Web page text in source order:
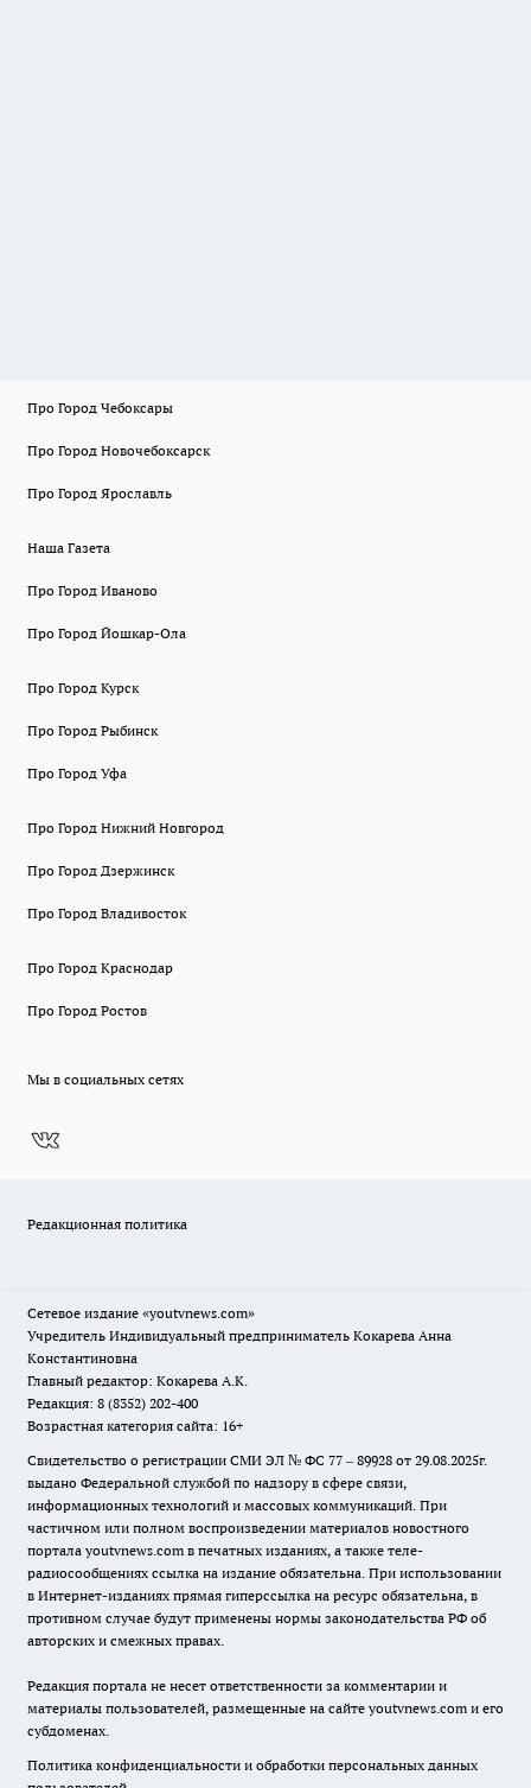
Про Город Чебоксары
Про Город Новочебоксарск
Про Город Ярославль
Наша Газета
Про Город Иваново
Про Город Йошкар-Ола
Про Город Курск
Про Город Рыбинск
Про Город Уфа
Про Город Нижний Новгород
Про Город Дзержинск
Про Город Владивосток
Про Город Краснодар
Про Город Ростов
Мы в социальных сетях
Редакционная политика
Сетевое издание «youtvnews.com»
Учредитель Индивидуальный предприниматель Кокарева Анна
Константиновна
Главный редактор: Кокарева А.К.
Редакция: 8 (8352) 202-400
Возрастная категория сайта: 16+
Свидетельство о регистрации СМИ ЭЛ № ФС 77 – 89928 от 29.08.2025г.
выдано Федеральной службой по надзору в сфере связи,
информационных технологий и массовых коммуникаций. При
частичном или полном воспроизведении материалов новостного
портала youtvnews.com в печатных изданиях, а также теле-
радиосообщениях ссылка на издание обязательна. При использовании
в Интернет-изданиях прямая гиперссылка на ресурс обязательна, в
противном случае будут применены нормы законодательства РФ об
авторских и смежных правах.
Редакция портала не несет ответственности за комментарии и
материалы пользователей, размещенные на сайте youtvnews.com и его
субдоменах.
Политика конфиденциальности и обработки персональных данных